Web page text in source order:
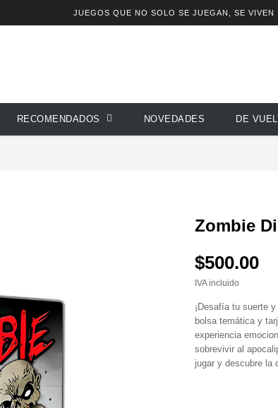
JUEGOS QUE NO SOLO SE JUEGAN, SE VIVEN
RECOMENDADOS NOVEDADES DE
Zombie
$500.00
IVA incluido
¡Desafía tu suerte
bolsa temática y
experiencia
sobrevivir al
jugar y descubre la